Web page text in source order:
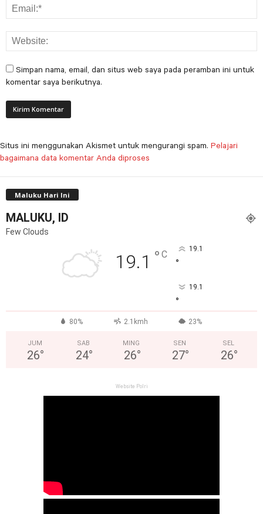
Simpan nama, email, dan situs web saya pada peramban ini untuk
komentar saya berikutnya.
Situs ini menggunakan Akismet untuk mengurangi spam. Pelajari
bagaimana data komentar Anda diproses
Maluku Hari Ini
MALUKU, ID
Few Clouds
19.1 ° C 19.1
°
19.1
°
80% 2.1kmh 23%
JUM
26°
SAB
24°
MING
26°
SEN
27°
SEL
26°
Website Polri